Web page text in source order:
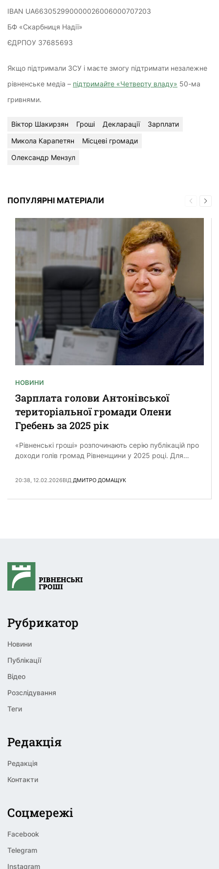
IBAN UA663052990000026006000707203
БФ «Скарбниця Надії»
ЄДРПОУ 37685693
Якщо підтримали ЗСУ і маєте змогу підтримати незалежне
рівненське медіа – підтримайте «Четверту владу» 50-ма
гривнями.
Віктор Шакирзян Гроші Декларації
Зарплати
Микола Карапетян
Місцеві громади
Олександр Мензул
ПОПУЛЯРНІ МАТЕРІАЛИ
НОВИНИ
Зарплата голови Антонівської
територіальної громади Олени
Гребень за 2025 рік
«Рівненські гроші» розпочинають серію публікацій про
доходи голів громад Рівненщини у 2025 році. Для
20:38, 12.02.2026ВІД ДМИТРО ДОМАЩУК
Рубрикатор
Новини
Публікації
Відео
Розслідування
Теги
Редакція
Редакція
Контакти
Соцмережі
Facebook
Telegram
Instagram